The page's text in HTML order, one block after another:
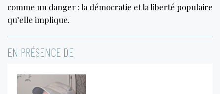
comme un danger : la démocratie et la liberté populaire
qu’elle implique.
EN PRÉSENCE DE